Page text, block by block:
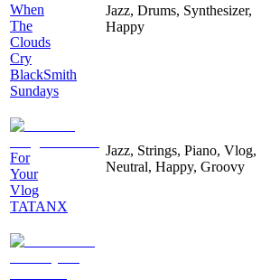
When
The
Clouds
Cry
BlackSmith
Sundays
Jazz, Drums, Synthesizer,
Happy
For
Your
Vlog
TATANX
Jazz, Strings, Piano, Vlog,
Neutral, Happy, Groovy